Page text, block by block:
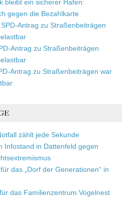
bleibt ein sicherer Hafen:
gegen die Bezahlkarte
SPD-Antrag zu Straßenbeiträgen
Antrag zu Straßenbeiträgen
Antrag zu Straßenbeiträgen war
zählt jede Sekunde
Infostand in Dattenfeld gegen
das „Dorf der Generationen“ in
das Familienzentrum Vogelnest